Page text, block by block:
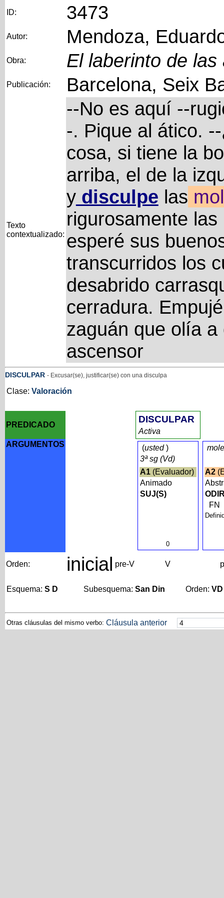
ID: 3473
Autor: Mendoza,
Obra: El laberinto de las
Publicación: Barcelona, Seix
Texto
contextualizado:
--No es aquí --
-. Pique al ático.
cosa, si tiene la
arriba, el de la
ydisculpe las
rigurosamente
esperé sus
transcurridos los
desabrido
cerradura.
zaguán que olía
ascensor
DISCULPAR - Excusar(se), justificar(se) con una disculpa
Clase: Valoración
PREDICADO
DISCULPAR
Activa
ARGUMENTOS
(usted)
3ª sg (Vd)
A1(Evaluador)
Animado
SUJ(S)
0
A2
FN
Orden: inicial pre-V V
Esquema: S D Subesquema: San Din Orden: VD
Otras cláusulas del mismo verbo: Cláusula anterior